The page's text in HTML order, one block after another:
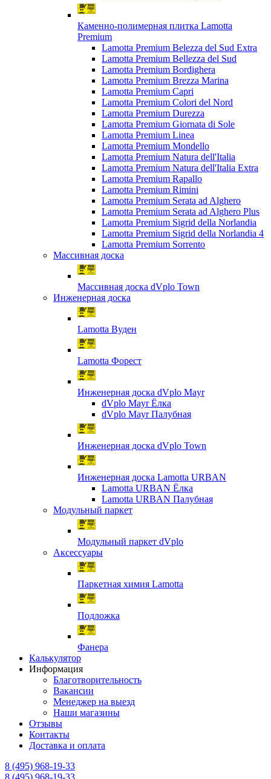
Каменно-полимерная плитка Lamotta
Premium
Lamotta Premium Belezza del Sud Extra
Lamotta Premium Bellezza del Sud
Lamotta Premium Bordighera
Lamotta Premium Brezza Marina
Lamotta Premium Capri
Lamotta Premium Colori del Nord
Lamotta Premium Durezza
Lamotta Premium Giornata di Sole
Lamotta Premium Linea
Lamotta Premium Mondello
Lamotta Premium Natura dell'Italia
Lamotta Premium Natura dell'Italia Extra
Lamotta Premium Rapallo
Lamotta Premium Rimini
Lamotta Premium Serata ad Alghero
Lamotta Premium Serata ad Alghero Plus
Lamotta Premium Sigrid della Norlandia
Lamotta Premium Sigrid della Norlandia 4
Lamotta Premium Sorrento
Массивная доска
Массивная доска dVplo Town
Инженерная доска
Lamotta Вуден
Lamotta Форест
Инженерная доска dVplo Mayr
dVplo Mayr Ёлка
dVplo Mayr Палубная
Инженерная доска dVplo Town
Инженерная доска Lamotta URBAN
Lamotta URBAN Ёлка
Lamotta URBAN Палубная
Модульный паркет
Модульный паркет dVplo
Аксессуары
Паркетная химия Lamotta
Подложка
Фанера
Калькулятор
Информация
Благотворительность
Вакансии
Менеджер на выезд
Наши магазины
Отзывы
Контакты
Доставка и оплата
8 (495) 968-19-33
8 (495) 968-19-33